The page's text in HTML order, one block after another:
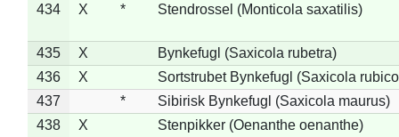
434 X * Stendrossel (Monticola saxatilis)
435 X
Bynkefugl (Saxicola rubetra)
436
X
Sortstrubet Bynkefugl (Saxicola
437
*
Sibirisk Bynkefugl (Saxicola maurus)
438
X Stenpikker (Oenanthe oenanthe)